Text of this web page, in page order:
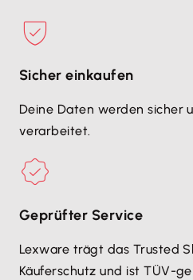
Sicher einkaufen
Deine Daten werden sicher
verarbeitet.
Geprüfter Service
Lexware trägt das Trusted
Käuferschutz und ist TÜV-